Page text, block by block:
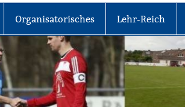
Organisatorisches Lehr-Reich